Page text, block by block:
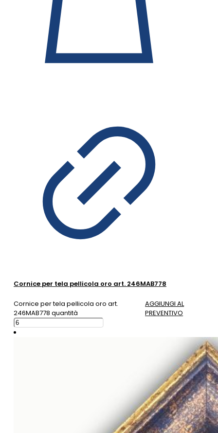
Cornice per tela pellicola oro art. 246MAB778
Cornice per tela pellicola oro art.
246MAB778 quantità
AGGIUNGI AL
PREVENTIVO